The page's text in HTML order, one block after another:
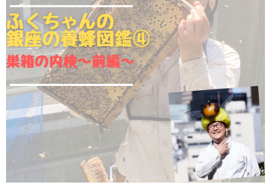
オンラインストア【はちみつ類】
オンラインストア【お酒】
わたしたちの活動 >
スタッフブログ >
メディア一覧 >
協賛企業一覧
お問い合わせ >